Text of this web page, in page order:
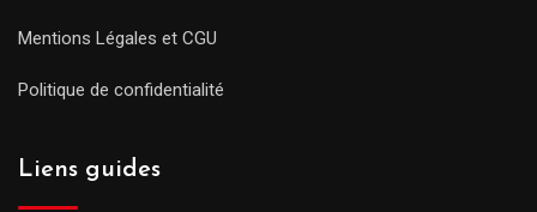
Mentions Légales et CGU
Politique de confidentialité
Liens guides